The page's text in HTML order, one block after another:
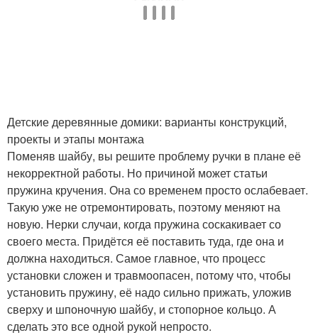
Детские деревянные домики: варианты конструкций,
проекты и этапы монтажа
Поменяв шайбу, вы решите проблему ручки в плане её
некорректной работы. Но причиной может статьи
пружина кручения. Она со временем просто ослабевает.
Такую уже не отремонтировать, поэтому меняют на
новую. Нерки случаи, когда пружина соскакивает со
своего места. Придётся её поставить туда, где она и
должна находиться. Самое главное, что процесс
установки сложен и травмоопасен, потому что, чтобы
установить пружину, её надо сильно прижать, уложив
сверху и шпоночную шайбу, и стопорное кольцо. А
сделать это все одной рукой непросто.